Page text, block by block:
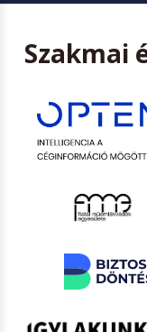
Szakmai